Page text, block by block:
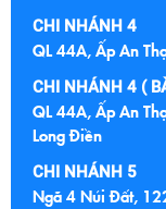
CHI NHÁNH 4
QL 44A, Ấp An
CHI NHÁNH 4 (
QL 44A, Ấp An
Long Điền
CHI NHÁNH 5
Ngã 4 Núi Đất,